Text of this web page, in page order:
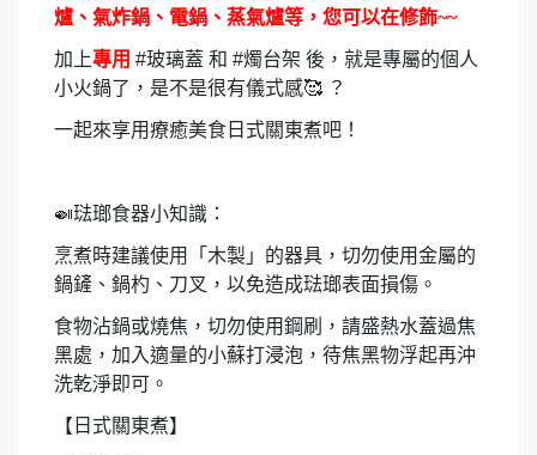
爐、氣炸鍋、電鍋、蒸氣爐等，您可以在修飾~~
加上專用 #玻璃蓋 和 #燭台架 後，就是專屬的個人
小火鍋了，是不是很有儀式感🥰 ？
一起來享用療癒美食日式關東煮吧！
🍛琺瑯食器小知識：
烹煮時建議使用「木製」的器具，切勿使用金屬的
鍋鏟、鍋杓、刀叉，以免造成琺瑯表面損傷。
食物沾鍋或燒焦，切勿使用鋼刷，請盛熱水蓋過焦
黑處，加入適量的小蘇打浸泡，待焦黑物浮起再沖
洗乾淨即可。
【日式關東煮】